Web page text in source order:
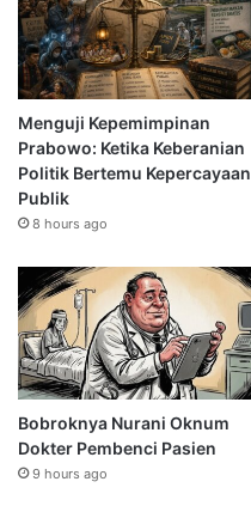
Menguji Kepemimpinan
Prabowo: Ketika Keberanian
Politik Bertemu Kepercayaan
Publik
8 hours ago
Bobroknya Nurani Oknum
Dokter Pembenci Pasien
9 hours ago